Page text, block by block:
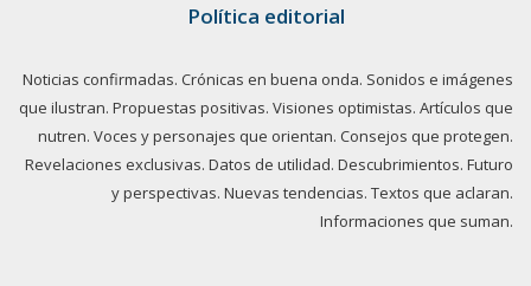
Política editorial
Noticias confirmadas. Crónicas en buena onda. Sonidos e imágenes
que ilustran. Propuestas positivas. Visiones optimistas. Artículos que
nutren. Voces y personajes que orientan. Consejos que protegen.
Revelaciones exclusivas. Datos de utilidad. Descubrimientos. Futuro
y perspectivas. Nuevas tendencias. Textos que aclaran.
Informaciones que suman.